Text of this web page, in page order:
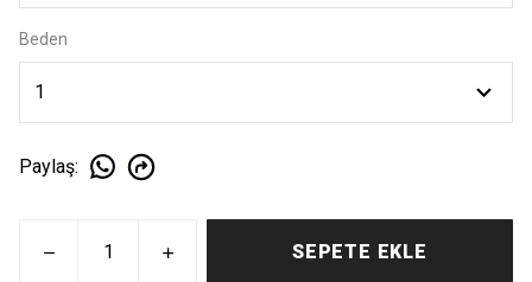
Beden
Paylaş:
SEPETE EKLE